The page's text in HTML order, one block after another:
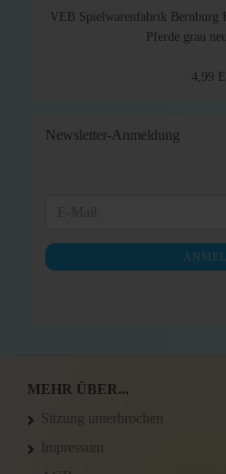
VEB Spielwarenfabrik Bernburg
Pferde grau
4,99
Newsletter-Anmeldung
NEWSLETTER-
ANMELDUNG
MEHR ÜBER...
Sitzung unterbrochen
Impressum